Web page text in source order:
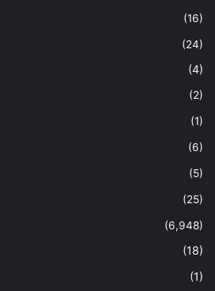
(16)
(24)
(4)
(2)
(1)
(6)
(5)
(25)
(6,948)
(18)
(1)